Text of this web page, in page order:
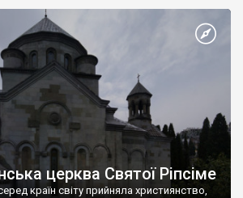
язичник, став Василем-християнином.
Русі. На честь Херсонесу Таврійського
церква Святої Ріпсіме
країн світу прийняла християнство,